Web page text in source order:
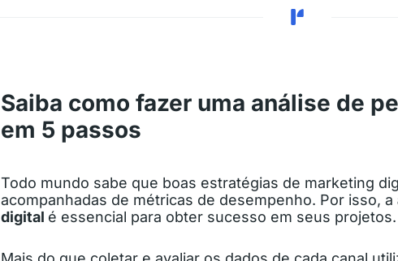
Saiba como fazer uma análise de
em 5 passos
Todo mundo sabe que boas estratégias de marketing
acompanhadas de métricas de desempenho. Por isso, a
digital é essencial para obter sucesso em seus projetos.